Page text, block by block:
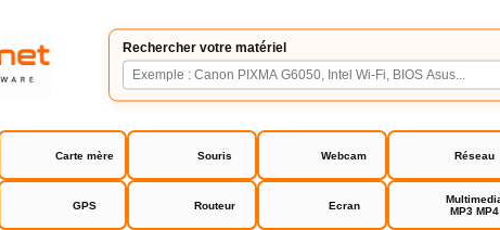
Rechercher votre matériel
Carte mère Souris Webcam Réseau
GPS Routeur Ecran
MP3 MP4